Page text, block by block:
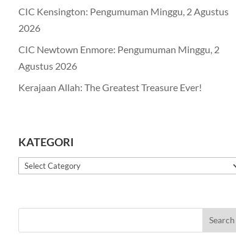
CIC Kensington: Pengumuman Minggu, 2 Agustus
2026
CIC Newtown Enmore: Pengumuman Minggu, 2
Agustus 2026
Kerajaan Allah: The Greatest Treasure Ever!
KATEGORI
Kategori